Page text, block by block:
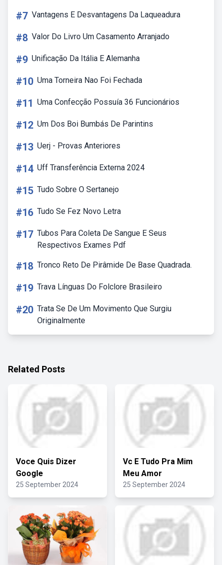
#7 Vantagens E Desvantagens Da Laqueadura
#8 Valor Do Livro Um Casamento Arranjado
#9 Unificação Da Itália E Alemanha
#10 Uma Torneira Nao Foi Fechada
#11 Uma Confecção Possuía 36 Funcionários
#12 Um Dos Boi Bumbás De Parintins
#13 Uerj - Provas Anteriores
#14 Uff Transferência Externa 2024
#15 Tudo Sobre O Sertanejo
#16 Tudo Se Fez Novo Letra
#17 Tubos Para Coleta De Sangue E Seus
Respectivos Exames Pdf
#18 Tronco Reto De Pirâmide De Base Quadrada.
#19 Trava Línguas Do Folclore Brasileiro
#20 Trata Se De Um Movimento Que Surgiu
Originalmente
Related Posts
Voce Quis Dizer
Google
25 September 2024
Vc E Tudo Pra Mim
Meu Amor
25 September 2024